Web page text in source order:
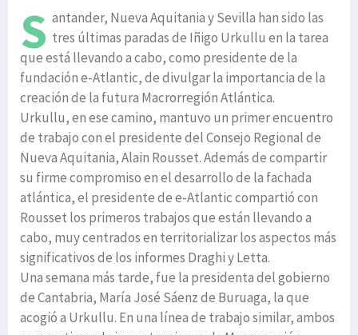
S antander, Nueva Aquitania y Sevilla han sido las
tres últimas paradas de Iñigo Urkullu en la tarea
que está llevando a cabo, como presidente de la
fundación e-Atlantic, de divulgar la importancia de la
creación de la futura Macrorregión Atlántica.
Urkullu, en ese camino, mantuvo un primer encuentro
de trabajo con el presidente del Consejo Regional de
Nueva Aquitania, Alain Rousset. Además de compartir
su firme compromiso en el desarrollo de la fachada
atlántica, el presidente de e-Atlantic compartió con
Rousset los primeros trabajos que están llevando a
cabo, muy centrados en territorializar los aspectos más
significativos de los informes Draghi y Letta.
Una semana más tarde, fue la presidenta del gobierno
de Cantabria, María José Sáenz de Buruaga, la que
acogió a Urkullu. En una línea de trabajo similar, ambos